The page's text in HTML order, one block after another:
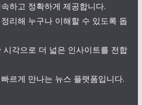
하고 정확하게 제공합니다.
리해 누구나 이해할 수 있도록 돕
각으로 더 넓은 인사이트를 전합
르게 만나는 뉴스 플랫폼입니다.